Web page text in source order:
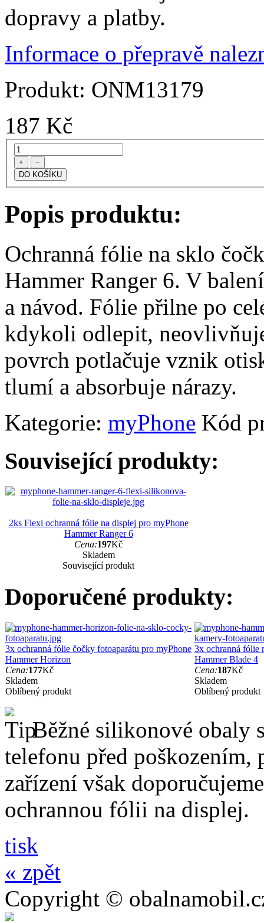
dopravy a platby.
Informace o přepravě
Produkt: ONM13179
187 Kč
+ −
Popis produktu:
Ochranná fólie na sklo
Hammer Ranger 6. V
a návod. Fólie přilne po
kdykoli odlepit,
povrch potlačuje vznik
tlumí a absorbuje nárazy.
Kategorie: myPhone Kód
Související produkty:
2ks Flexi ochranná fólie na displej pro myPhone
Hammer Ranger 6
Cena:197Kč
Skladem
Související produkt
Doporučené produkty:
3x ochranná fólie čočky fotoaparátu pro myPhone
Hammer Horizon
Cena:177Kč
Skladem
Oblíbený produkt
3x ochranná fólie
Hammer Blade 4
Cena:187Kč
Skladem
Oblíbený produkt
Běžné silikonové obaly
telefonu před poškozením,
zařízení však
ochrannou fólii na displej.
tisk
« zpět
Copyright ©